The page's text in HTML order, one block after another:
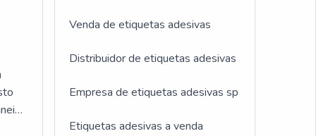
Venda de etiquetas adesivas
Distribuidor de etiquetas adesivas
Empresa de etiquetas adesivas sp
Etiquetas adesivas a venda